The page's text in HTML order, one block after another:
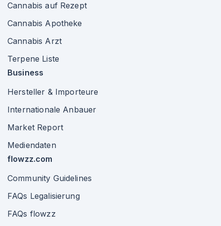
Cannabis auf Rezept
Cannabis Apotheke
Cannabis Arzt
Terpene Liste
Business
Hersteller & Importeure
Internationale Anbauer
Market Report
Mediendaten
flowzz.com
Community Guidelines
FAQs Legalisierung
FAQs flowzz